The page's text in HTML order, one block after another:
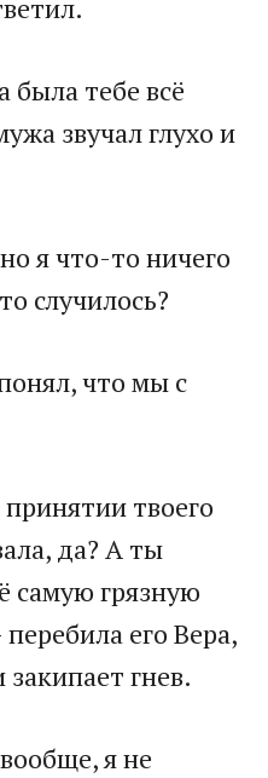
тебе всё
звучал глухо и
я что-то ничего
случилось?
что мы с
твоего
да? А ты
самую грязную
его Вера,
закипает гнев.
я не